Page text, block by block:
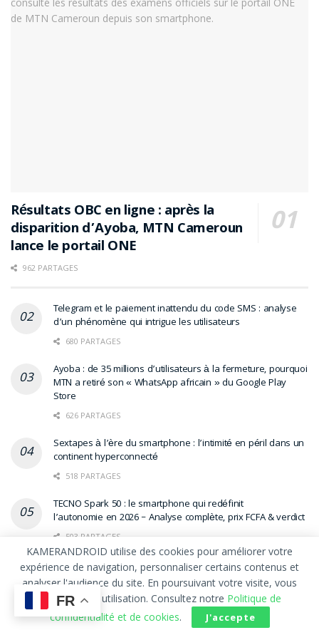
Résultats OBC en ligne : après la
disparition d’Ayoba, MTN Cameroun
lance le portail ONE
962 PARTAGES
Telegram et le paiement inattendu du code SMS : analyse
d’un phénomène qui intrigue les utilisateurs
680 PARTAGES
Ayoba : de 35 millions d’utilisateurs à la fermeture, pourquoi
MTN a retiré son « WhatsApp africain » du Google Play
Store
626 PARTAGES
Sextapes à l’ère du smartphone : l’intimité en péril dans un
continent hyperconnecté
518 PARTAGES
TECNO Spark 50 : le smartphone qui redéfinit
l’autonomie en 2026 – Analyse complète, prix FCFA & verdict
503 PARTAGES
LETTRE D’INFORMATION
Recevez la newsletter mensuelle de KAMERANDROID
FR
KAMERANDROID utilise des cookies pour améliorer votre
expérience de navigation, personnaliser certains contenus et
analyser l'audience du site. En poursuivant votre visite, vous
acceptez leur utilisation. Consultez notre Politique de
confidentialité et de cookies. J'accepte